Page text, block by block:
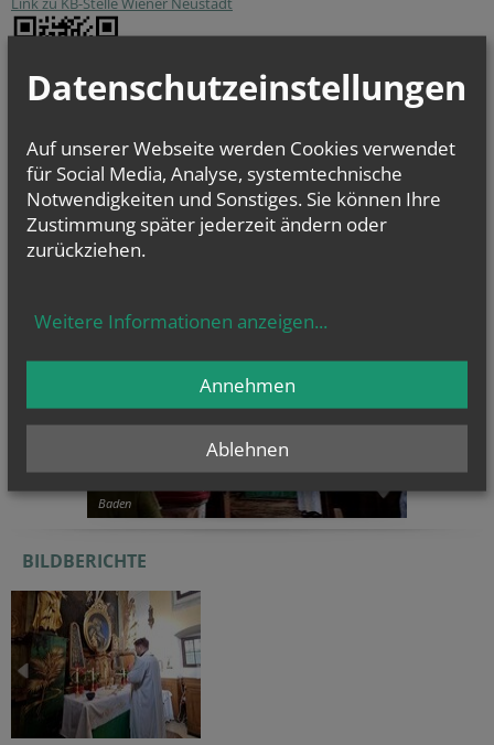
CHRONIK
Baden
BILDBERICHTE
Datenschutzeinstellungen
Auf unserer Webseite werden Cookies verwendet
für Social Media, Analyse, systemtechnische
Notwendigkeiten und Sonstiges. Sie können Ihre
Zustimmung später jederzeit ändern oder
zurückziehen.
Weitere Informationen anzeigen...
Ablehnen
Annehmen